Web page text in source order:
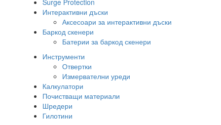
Surge Protection
Интерактивни дъски
Аксесоари за интерактивни дъски
Баркод скенери
Батерии за баркод скенери
Инструменти
Отвертки
Измервателни уреди
Калкулатори
Почистващи материали
Шредери
Гилотини